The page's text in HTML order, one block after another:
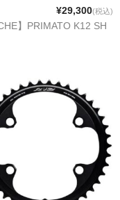
¥29,300(税込)
】PRIMATO K12 SH